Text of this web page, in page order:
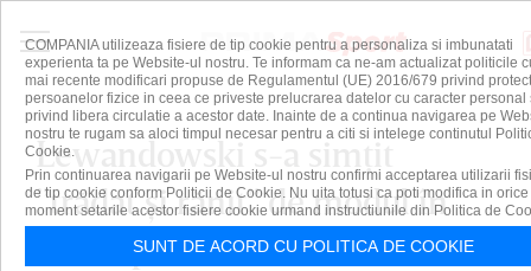
Lewandowski s-a simţit
”trădat şi rănit” de modul în
care a pierdut statutul de
COMPANIA utilizeaza fisiere de tip cookie pentru a personaliza si imbunatati
experienta ta pe Website-ul nostru. Te informam ca ne-am actualizat politicile
mai recente modificari propuse de Regulamentul (UE) 2016/679 privind
persoanelor fizice in ceea ce priveste prelucrarea datelor cu caracter personal
privind libera circulatie a acestor date. Inainte de a continua navigarea pe
nostru te rugam sa aloci timpul necesar pentru a citi si intelege continutul
Cookie.
Prin continuarea navigarii pe Website-ul nostru confirmi acceptarea utilizarii
de tip cookie conform Politicii de Cookie. Nu uita totusi ca poti modifica in orice
moment setarile acestor fisiere cookie urmand instructiunile din Politica de
SUNT DE ACORD CU POLITICA DE COOKIE